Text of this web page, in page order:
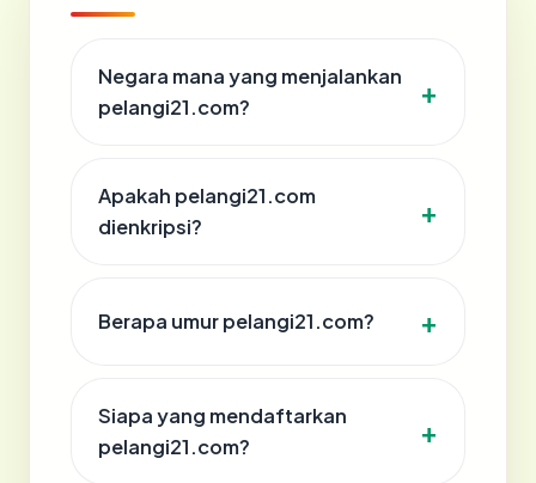
Negara mana yang menjalankan
pelangi21.com?
Apakah pelangi21.com
dienkripsi?
Berapa umur pelangi21.com?
Siapa yang mendaftarkan
pelangi21.com?